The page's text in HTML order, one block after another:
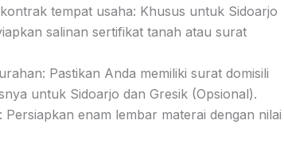
tempat usaha: Khusus untuk Sidoarjo
salinan sertifikat tanah atau surat
Pastikan Anda memiliki surat domisili
untuk Sidoarjo dan Gresik (Opsional).
enam lembar materai dengan nilai